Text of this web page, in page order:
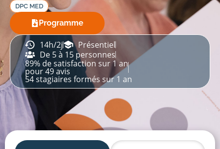
DPC MED
Programme
14h/2j
Présentiel
De 5 à 15 personnes
89% de satisfaction sur 1 an
pour 49 avis
54 stagiaires formés sur 1 an